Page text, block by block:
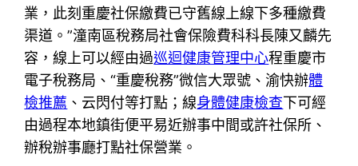
業，此刻重慶社保繳費已守舊線上線下多種繳費
渠道。”潼南區稅務局社會保險費科科長陳又麟先
容，線上可以經由過巡迴健康管理中心程重慶市
電子稅務局、“重慶稅務”微信大眾號、渝快辦體
檢推薦 、云閃付等打點；線身體健康檢查下可經
由過程本地鎮街便平易近辦事中間或許社保所、
辦稅辦事廳打點社保營業。